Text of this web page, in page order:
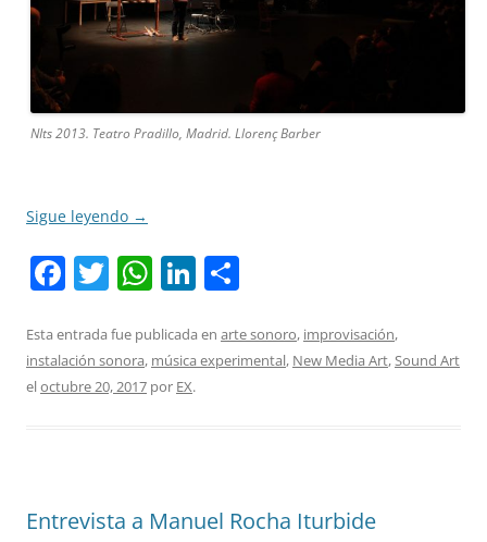
NIts 2013. Teatro Pradillo, Madrid. Llorenç Barber
Sigue leyendo →
F
c
e
k
T
itt
er
W
at
s
Li
k
e
m
p
Esta entrada fue publicada en arte sonoro, improvisación,
instalación sonora, música experimental, New Media Art,Sound Art
eloctubre 20, 2017 por EX.
Entrevista a Manuel Rocha Iturbide